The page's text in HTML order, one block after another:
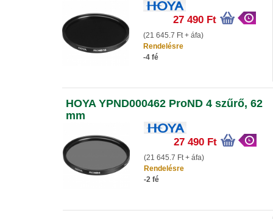
27 490 Ft
(21 645.7 Ft + áfa)
Rendelésre
-4 fé
HOYA YPND000462 ProND 4 szűrő, 62
mm
27 490 Ft
(21 645.7 Ft + áfa)
Rendelésre
-2 fé